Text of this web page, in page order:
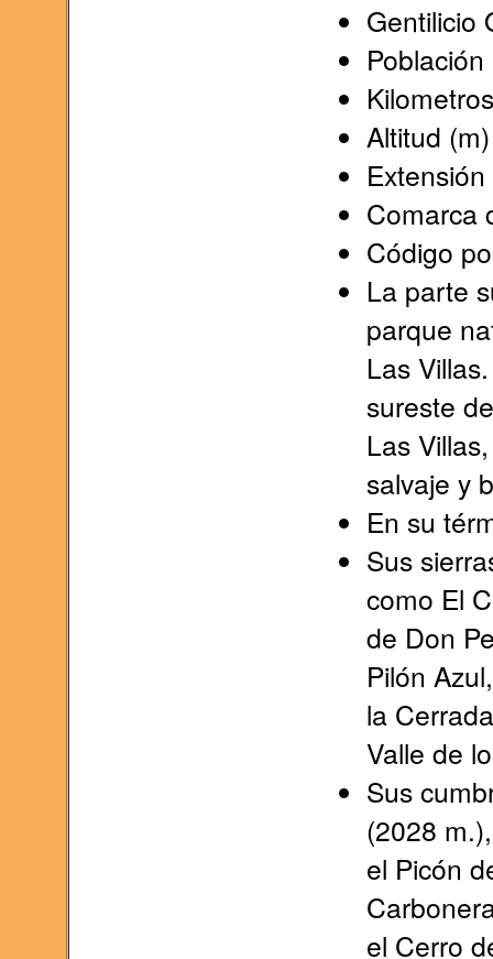
Gentilicio
Altitud
Comarca
Código
La parte
parque
Las
sureste
Las
salvaje y
En su
Sus
como El
de Don
Pilón
la
Valle de
Sus
(2028
el Picón
el Cerro